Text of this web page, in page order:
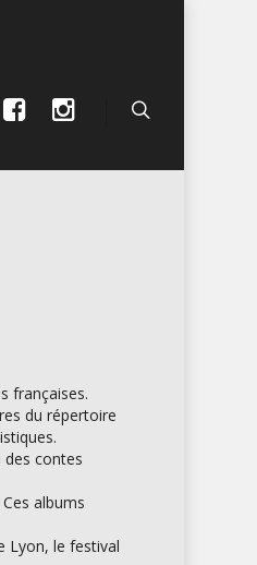
françaises.
du répertoire
contes
albums
Lyon, le festival